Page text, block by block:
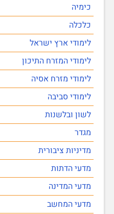
כימיה
כלכלה
לימודי ארץ ישראל
לימודי המזרח התיכון
לימודי מזרח אסיה
לימודי סביבה
לשון ובלשנות
מגדר
מדיניות ציבורית
מדעי הדתות
מדעי המדינה
מדעי המחשב